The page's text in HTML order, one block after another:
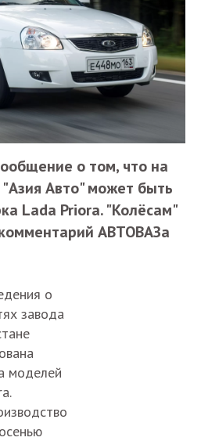
о том, что на
Авто" может быть
Lada Priora. "Колёсам"
АВТОВАЗа
о
завода
моделей